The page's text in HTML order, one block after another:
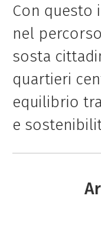
Con questo
nel
sosta
quartieri
equilibrio
e